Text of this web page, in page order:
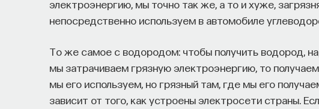
электроэнергию, мы точно так же, а то и хуже,
непосредственно используем в автомобиле
То же самое с водородом: чтобы получить водород,
мы затрачиваем грязную электроэнергию, то
мы его используем, но грязный там, где мы его
зависит от того, как устроены электросети страны.